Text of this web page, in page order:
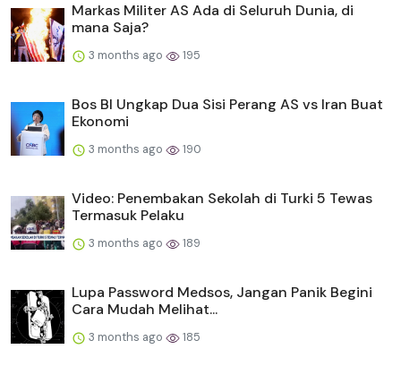
Markas Militer AS Ada di Seluruh Dunia, di
mana Saja?
3 months ago 195
Bos BI Ungkap Dua Sisi Perang AS vs Iran Buat
Ekonomi
3 months ago 190
Video: Penembakan Sekolah di Turki 5 Tewas
Termasuk Pelaku
3 months ago 189
Lupa Password Medsos, Jangan Panik Begini
Cara Mudah Melihat...
3 months ago 185